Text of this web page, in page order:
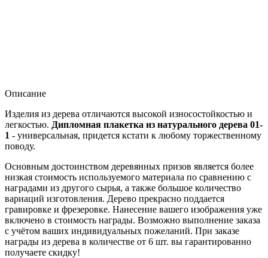
Описание
Изделия из дерева отличаются высокой износостойкостью и
легкостью. Дипломная плакетка из натурального дерева 01-
1 - универсальная, придется кстати к любому торжественному
поводу.
Основным достоинством деревянных призов является более
низкая стоимость используемого материала по сравнению с
наградами из другого сырья, а также большое количество
вариаций изготовления. Дерево прекрасно поддается
гравировке и фрезеровке. Нанесение вашего изображения уже
включено в стоимость награды. Возможно выполнение заказа
с учётом ваших индивидуальных пожеланий. При заказе
награды из дерева в количестве от 6 шт. вы гарантированно
получаете скидку!